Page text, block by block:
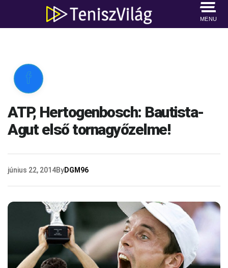
MENU

ATP, Hertogenbosch: Bautista-
Agut első tornagyőzelme!
június 22, 2014ByDGM96